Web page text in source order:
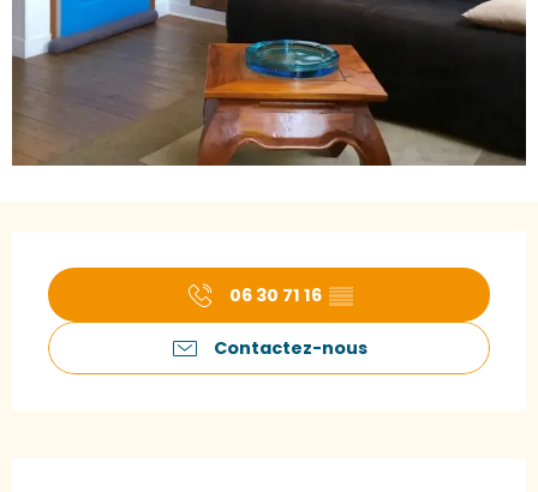
06 30 71 16 ▒▒
Contactez-nous